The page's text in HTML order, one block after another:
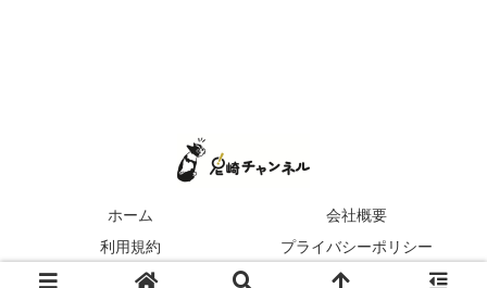
ホーム
会社概要
利用規約
プライバシーポリシー